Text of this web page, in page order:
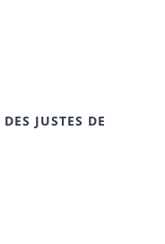
JUSTES DE